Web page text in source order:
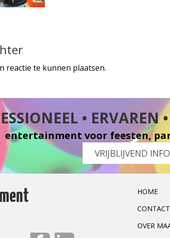
reactie te kunnen plaatsen.
•
entertainment voor feesten,
VRIJBLIJVEND
HOME
CONTACT
OVER